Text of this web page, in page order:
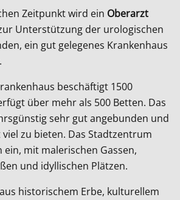
Zeitpunkt wird ein Oberarzt
Unterstützung der urologischen
ein gut gelegenes Krankenhaus
beschäftigt 1500
über mehr als 500 Betten. Das
sehr gut angebunden und
zu bieten. Das Stadtzentrum
ein, mit malerischen Gassen,
und idyllischen Plätzen.
historischem Erbe, kulturellem